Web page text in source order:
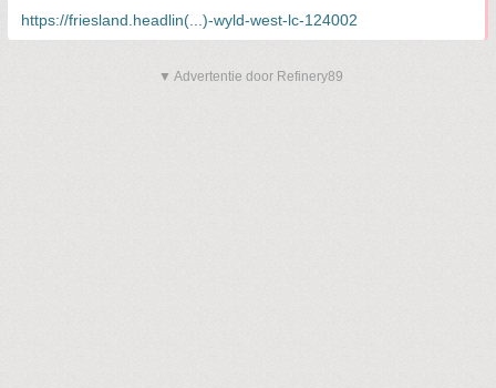
https://friesland.headlin(...)-wyld-west-lc-124002
▼ Advertentie door Refinery89